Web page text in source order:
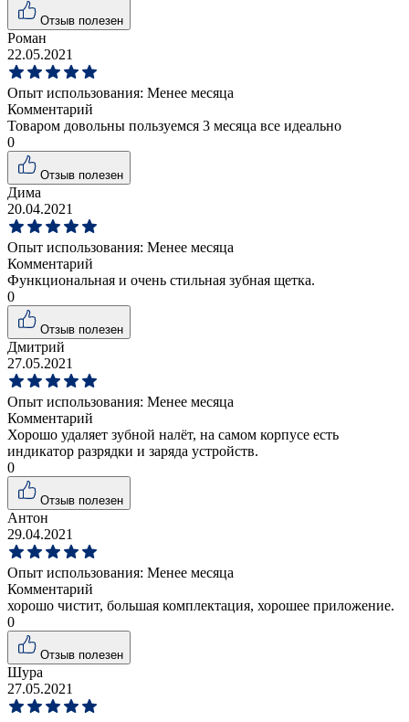
Отзыв полезен
Роман
22.05.2021
Опыт использования: Менее месяца
Комментарий
Товаром довольны пользуемся 3 месяца все идеально
0
Отзыв полезен
Дима
20.04.2021
Опыт использования: Менее месяца
Комментарий
Функциональная и очень стильная зубная щетка.
0
Отзыв полезен
Дмитрий
27.05.2021
Опыт использования: Менее месяца
Комментарий
Хорошо удаляет зубной налёт, на самом корпусе есть
индикатор разрядки и заряда устройств.
0
Отзыв полезен
Антон
29.04.2021
Опыт использования: Менее месяца
Комментарий
хорошо чистит, большая комплектация, хорошее приложение.
0
Отзыв полезен
Шура
27.05.2021